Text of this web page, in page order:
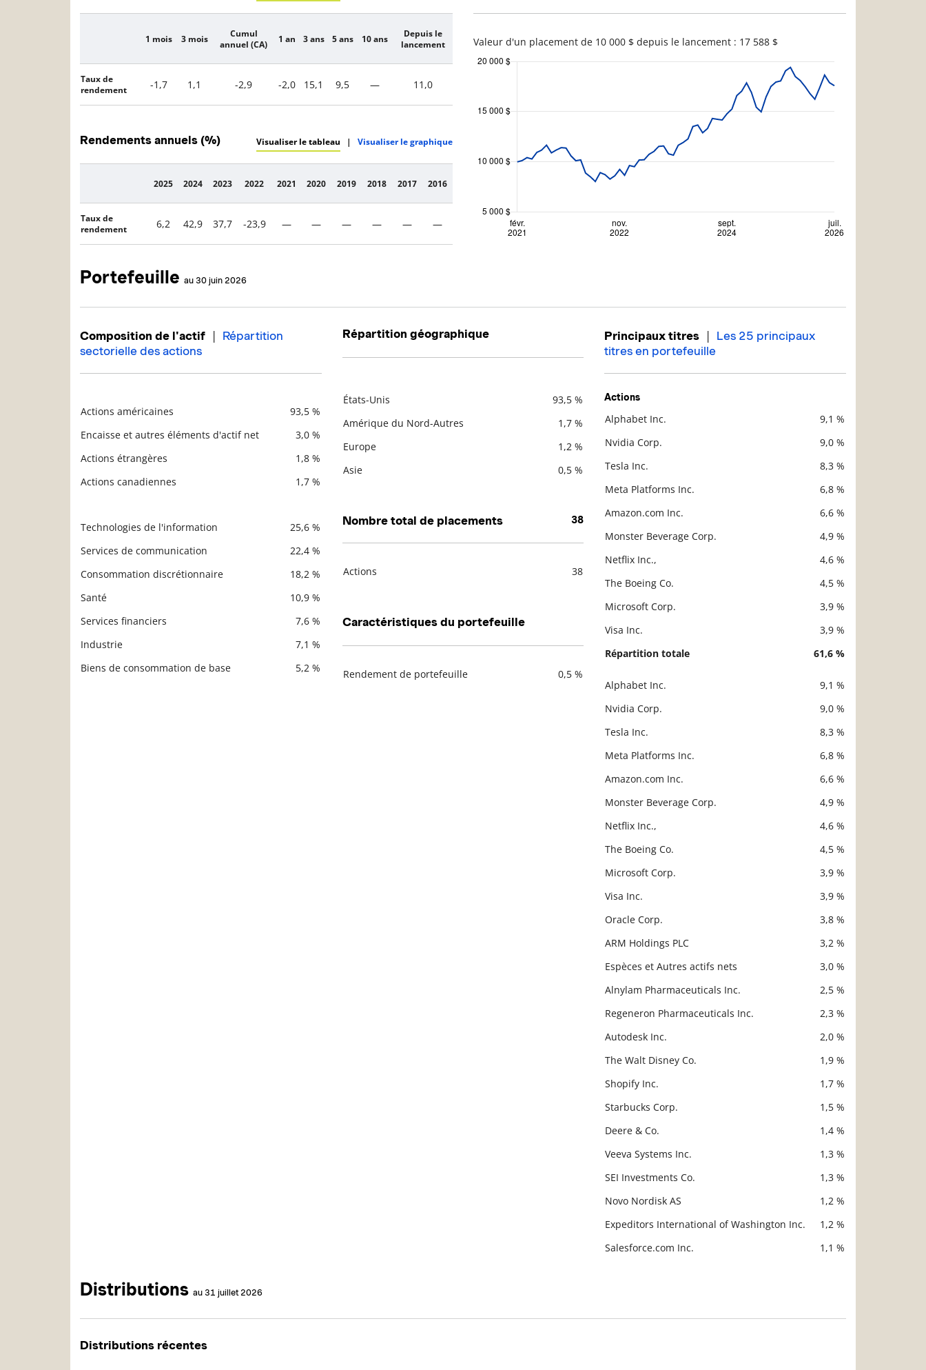
Description
1 mois 3 mois
Cumul
annuel (CA)
1 an 3 ans 5 ans 10 ans
Depuis le
lancement
Taux de
rendement
-1,7 1,1 -2,9 -2,0 15,1 9,5 — 11,0
Rendements annuels (%) Visualiser le tableau | Visualiser le graphique
Description
2025 2024 2023 2022 2021 2020 2019 2018 2017 2016
Taux de
rendement
6,2 42,9 37,7 -23,9 — — — — — —
Valeur d'un placement de 10 000 $ depuis le lancement : 17 588 $
Portefeuille au 30 juin 2026
Composition de l'actif | Répartition
sectorielle des actions
Actions américaines
93,5 %
Encaisse et autres éléments d'actif net
3,0 %
Actions étrangères
1,8 %
Actions canadiennes
1,7 %
Technologies de l'information
25,6 %
Services de communication
22,4 %
Consommation discrétionnaire
18,2 %
Santé
10,9 %
Services financiers
7,6 %
Industrie
7,1 %
Biens de consommation de base
5,2 %
Répartition géographique
États-Unis
93,5 %
Amérique du Nord-Autres
1,7 %
Europe
1,2 %
Asie
0,5 %
Nombre total de placements 38
Actions 38
Caractéristiques du portefeuille
Rendement de portefeuille 0,5 %
Principaux titres | Les 25 principaux
titres en portefeuille
Actions
Alphabet Inc.
9,1 %
Nvidia Corp.
9,0 %
Tesla Inc.
8,3 %
Meta Platforms Inc.
6,8 %
Amazon.com Inc.
6,6 %
Monster Beverage Corp.
4,9 %
Netflix Inc.,
4,6 %
The Boeing Co.
4,5 %
Microsoft Corp.
3,9 %
Visa Inc.
3,9 %
Répartition totale
61,6 %
Alphabet Inc.
9,1 %
Nvidia Corp.
9,0 %
Tesla Inc.
8,3 %
Meta Platforms Inc.
6,8 %
Amazon.com Inc.
6,6 %
Monster Beverage Corp.
4,9 %
Netflix Inc.,
4,6 %
The Boeing Co.
4,5 %
Microsoft Corp.
3,9 %
Visa Inc.
3,9 %
Oracle Corp.
3,8 %
ARM Holdings PLC
3,2 %
Espèces et Autres actifs nets
3,0 %
Alnylam Pharmaceuticals Inc.
2,5 %
Regeneron Pharmaceuticals Inc.
2,3 %
Autodesk Inc.
2,0 %
The Walt Disney Co.
1,9 %
Shopify Inc.
1,7 %
Starbucks Corp.
1,5 %
Deere & Co.
1,4 %
Veeva Systems Inc.
1,3 %
SEI Investments Co.
1,3 %
Novo Nordisk AS
1,2 %
Expeditors International of Washington Inc.
1,2 %
Salesforce.com Inc.
1,1 %
Distributions au 31 juillet 2026
Distributions récentes